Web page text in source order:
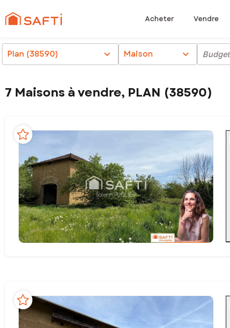
Acheter Vendre
Plan (38590) chevron_right Maison chevron_right Budget
7 Maisons à vendre, PLAN (38590)